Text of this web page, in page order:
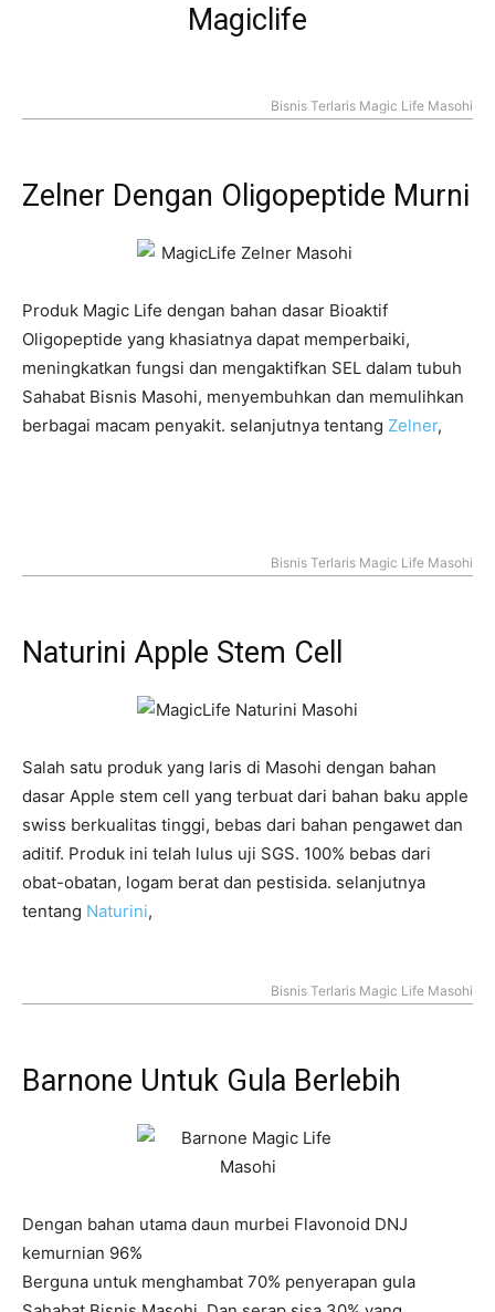
Bisnis Terlaris Magic Life Masohi
Zelner Dengan Oligopeptide Murni
Produk Magic Life dengan bahan dasar Bioaktif
Oligopeptide yang khasiatnya dapat memperbaiki,
meningkatkan fungsi dan mengaktifkan SEL dalam tubuh
Sahabat Bisnis Masohi, menyembuhkan dan memulihkan
berbagai macam penyakit. selanjutnya tentang Zelner,
Bisnis Terlaris Magic Life Masohi
Naturini Apple Stem Cell
Salah satu produk yang laris di Masohi dengan bahan
dasar Apple stem cell yang terbuat dari bahan baku apple
swiss berkualitas tinggi, bebas dari bahan pengawet dan
aditif. Produk ini telah lulus uji SGS. 100% bebas dari
obat-obatan, logam berat dan pestisida. selanjutnya
tentang Naturini,
Bisnis Terlaris Magic Life Masohi
Barnone Untuk Gula Berlebih
Dengan bahan utama daun murbei Flavonoid DNJ
kemurnian 96%
Berguna untuk menghambat 70% penyerapan gula